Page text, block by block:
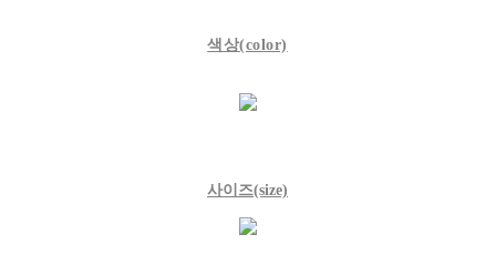
색상(color)
사이즈(size)